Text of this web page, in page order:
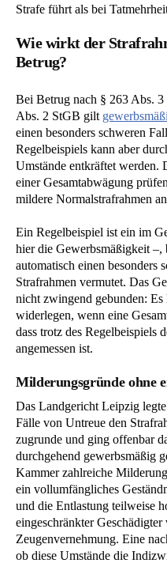
Strafe führt als bei
Wie wirkt der
Betrug?
Bei Betrug nach § 263 Abs.
Abs. 2 StGB gilt
einen besonders schweren
Regelbeispiels kann aber
Umstände entkräftet werden.
einer Gesamtabwägung
mildere Normalstrafrahmen
Ein Regelbeispiel ist ein im
hier die Gewerbsmäßigkeit –,
automatisch einen besonders
Strafrahmen vermutet. Das
nicht zwingend gebunden:
widerlegen, wenn eine
dass trotz des Regelbeispiels
angemessen ist.
Milderungsgründe ohne
Das Landgericht Leipzig
Fälle von Untreue den
zugrunde und ging offenbar
durchgehend gewerbsmäßig
Kammer zahlreiche
ein vollumfängliches
und die Entlastung teilweise
eingeschränkter Geschädigter
Zeugenvernehmung. Eine
ob diese Umstände die